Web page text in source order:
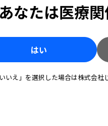
」
あなたは医療
はい
いえ」を選択した場合は株式会社